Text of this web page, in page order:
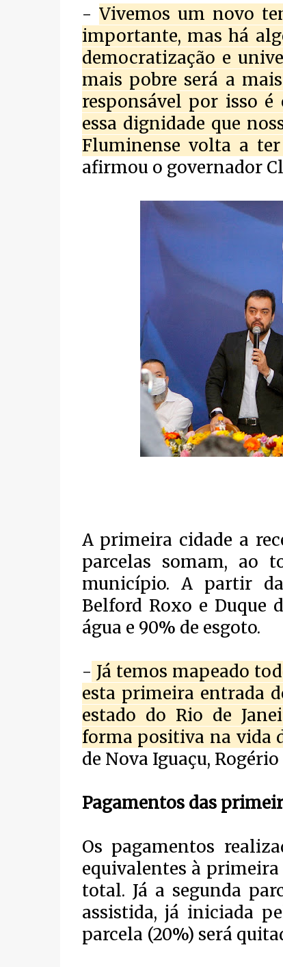
- Vivemos um novo
importante, mas há
democratização e
mais pobre será a
responsável por isso é
essa dignidade que
Fluminense volta a
afirmou o governador
A primeira cidade a
parcelas somam, ao
município. A partir
Belford Roxo e Duque
água e 90% de esgoto.
- Já temos mapeado
esta primeira entrada
estado do Rio de
forma positiva na vida
de Nova Iguaçu,
Pagamentos das
Os pagamentos
equivalentes à
total. Já a segunda
assistida, já iniciada
parcela (20%) será